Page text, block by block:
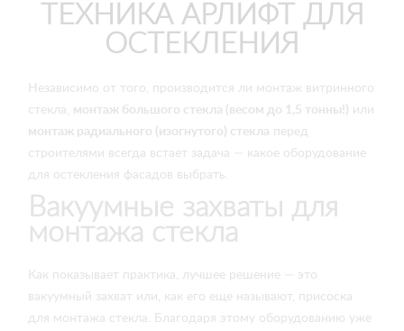
ТЕХНИКА АРЛИФТ ДЛЯ
ОСТЕКЛЕНИЯ
Независимо от того, производится ли монтаж витринного
стекла, монтаж большого стекла (весом до 1,5 тонны!)
или
монтаж радиального (изогнутого) стекла перед
строителями всегда встает задача — какое оборудование
для остекления фасадов выбрать.
Вакуумные захваты для
монтажа стекла
Как показывает практика, лучшее решение — это
вакуумный захват или, как его еще называют, присоска
для монтажа стекла. Благодаря этому оборудованию уже